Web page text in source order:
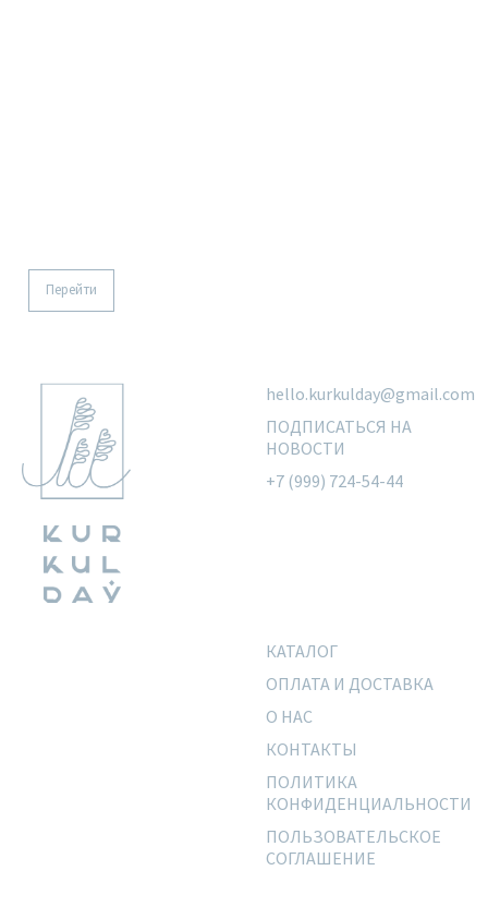
Перейти
hello.kurkulday@gmail.com
ПОДПИСАТЬСЯ НА
НОВОСТИ
+7 (999) 724-54-44
КАТАЛОГ
ОПЛАТА И ДОСТАВКА
О НАС
КОНТАКТЫ
ПОЛИТИКА
КОНФИДЕНЦИАЛЬНОСТИ
ПОЛЬЗОВАТЕЛЬСКОЕ
СОГЛАШЕНИЕ